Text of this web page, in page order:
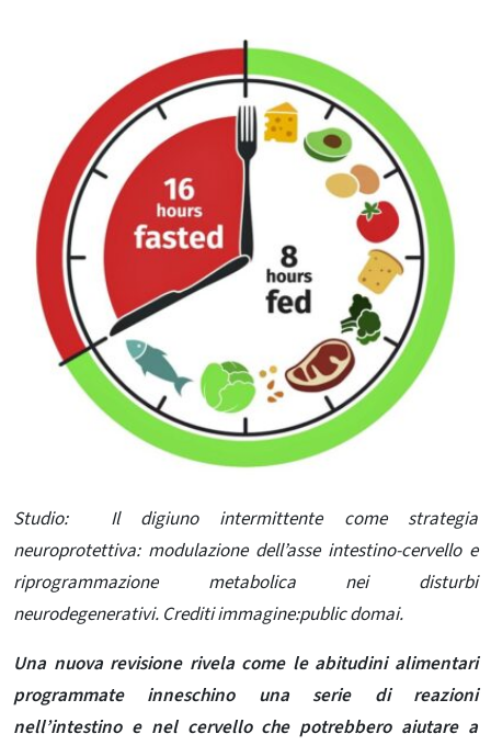
Studio: Il digiuno intermittente come strategia
neuroprotettiva: modulazione dell’asse intestino-cervello e
riprogrammazione metabolica nei disturbi
neurodegenerativi. Crediti immagine:public domai.
Una nuova revisione rivela come le abitudini alimentari
programmate inneschino una serie di reazioni
nell’intestino e nel cervello che potrebbero aiutare a